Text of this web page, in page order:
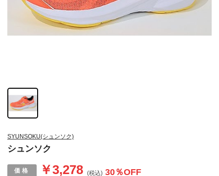
SYUNSOKU(シュンソク)
シュンソク
￥3,278 (税込) 30％OFF